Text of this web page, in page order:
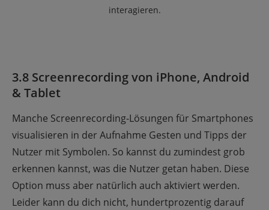
interagieren.
3.8 Screenrecording von iPhone, Android
& Tablet
Manche Screenrecording-Lösungen für Smartphones
visualisieren in der Aufnahme Gesten und Tipps der
Nutzer mit Symbolen. So kannst du zumindest grob
erkennen kannst, was die Nutzer getan haben. Diese
Option muss aber natürlich auch aktiviert werden.
Leider kann du dich nicht, hundertprozentig darauf